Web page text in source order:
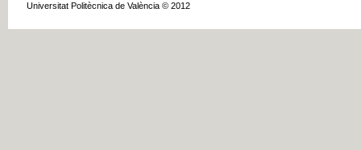
Universitat Politècnica de València © 2012